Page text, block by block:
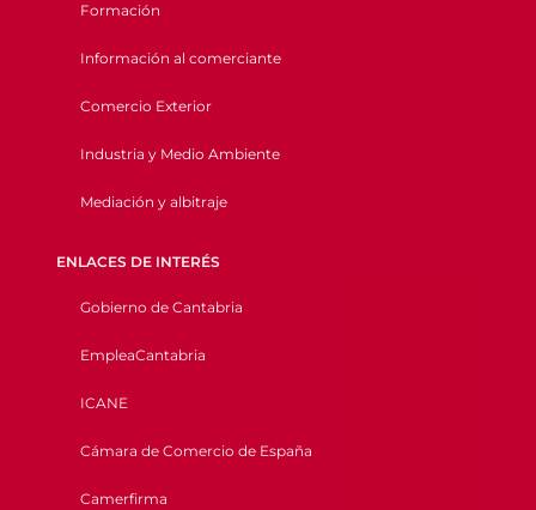
Formación
Información al comerciante
Comercio Exterior
Industria y Medio Ambiente
Mediación y albitraje
ENLACES DE INTERÉS
Gobierno de Cantabria
EmpleaCantabria
ICANE
Cámara de Comercio de España
Camerfirma